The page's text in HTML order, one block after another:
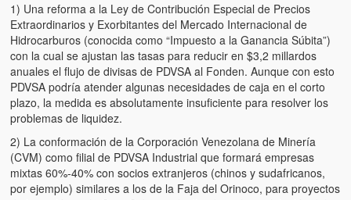
Victimas del 11 de abril de 2002
Víctimas del régimen dictatorial de Chávez desde que tomó el
poder hasta el 31 de diciembre de 2009
Víctimas inocentes de la violencia castrista del 4 de Febrero de
1992
¡¡¡Miserable traidor, mira a tu pueblo!!! (Despicable traitor, look
your country!!!)
1) Una reforma a la Ley de Contribución Especial de Precios
Extraordinarios y Exorbitantes del Mercado Internacional de
Hidrocarburos (conocida como “Impuesto a la Ganancia Súbita”)
con la cual se ajustan las tasas para reducir en $3,2 millardos
anuales el flujo de divisas de PDVSA al Fonden. Aunque con esto
PDVSA podría atender algunas necesidades de caja en el corto
plazo, la medida es absolutamente insuficiente para resolver los
problemas de liquidez.
2) La conformación de la Corporación Venezolana de Minería
(CVM) como filial de PDVSA Industrial que formará empresas
mixtas 60%-40% con socios extranjeros (chinos y sudafricanos,
por ejemplo) similares a los de la Faja del Orinoco, para proyectos